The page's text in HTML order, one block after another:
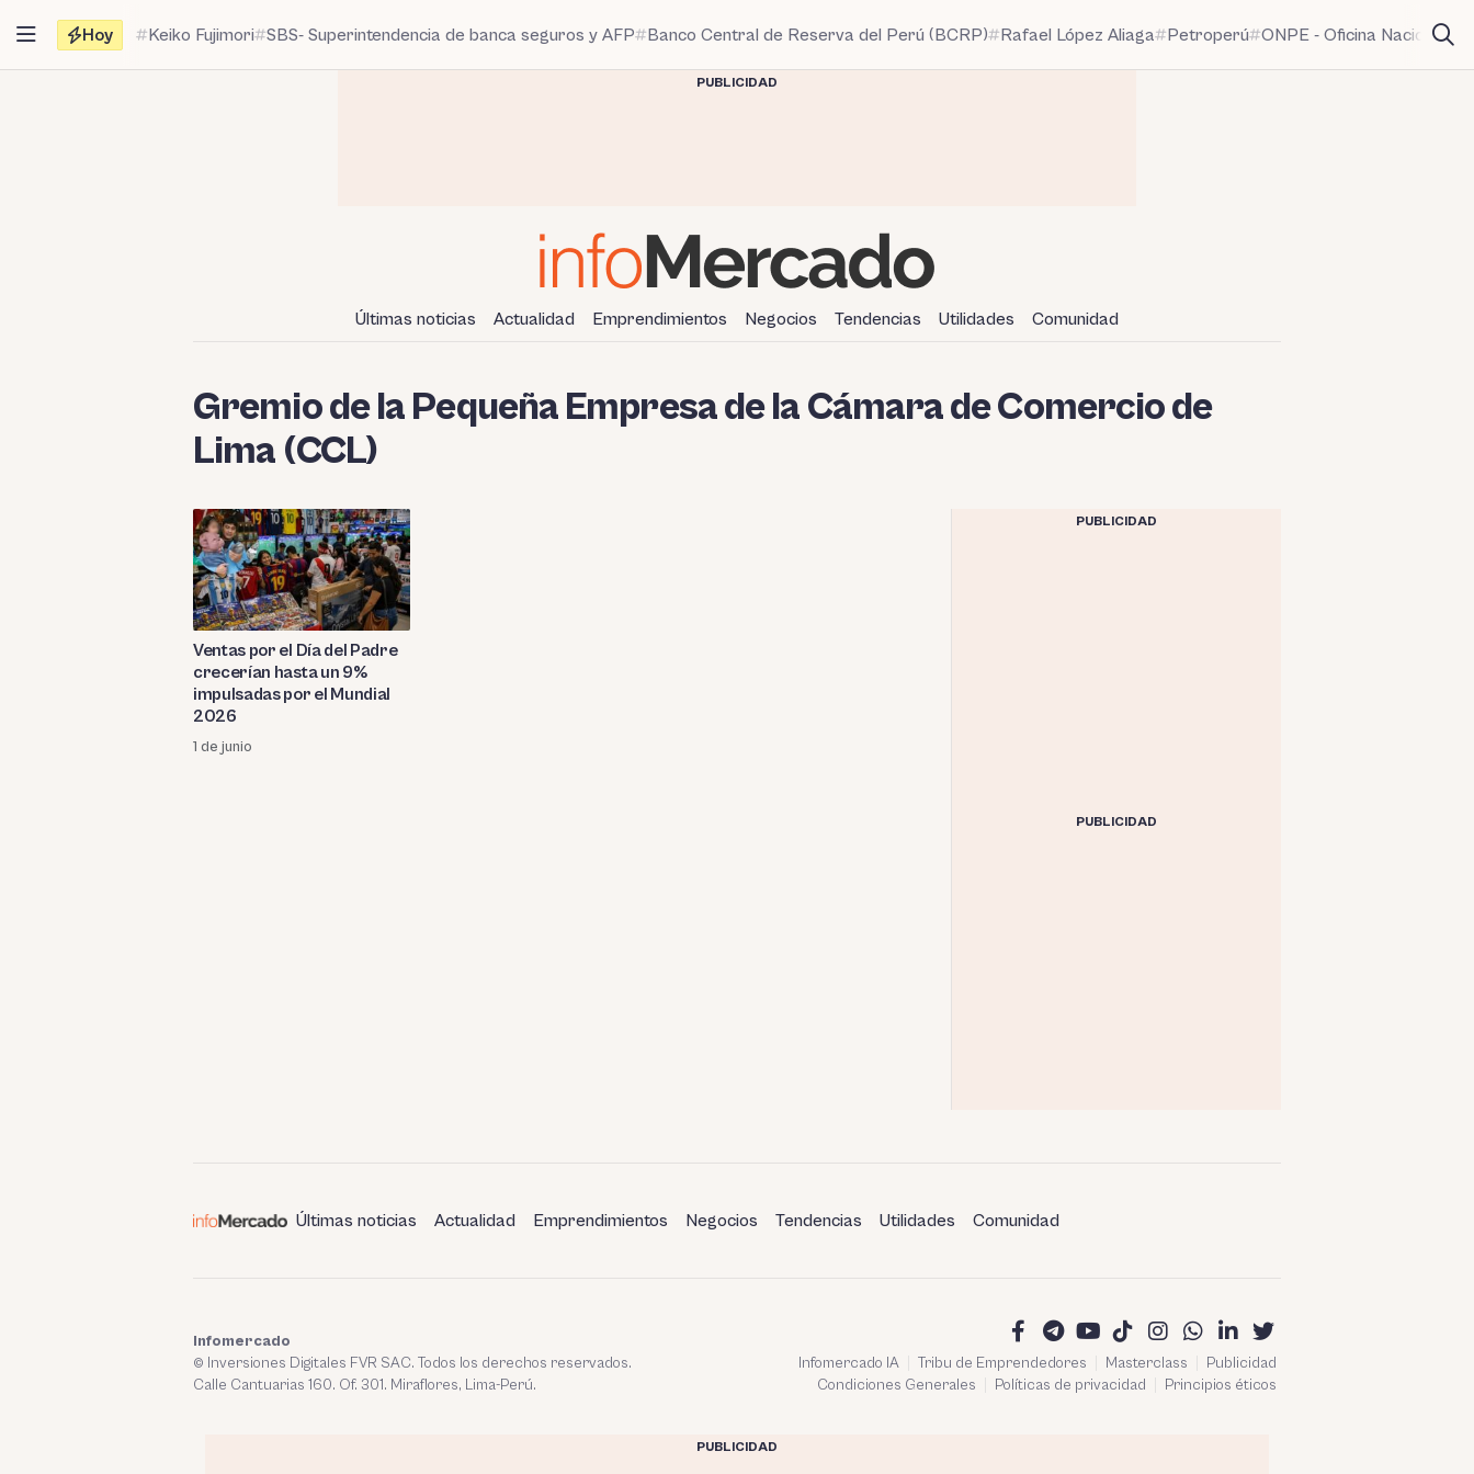
contenido
Hoy Keiko Fujimori SBS- Superintendencia de banca seguros y AFP Banco Central de Reserva del Perú (BCRP) Rafael López Aliaga Petroperú ONPE - Oficina Nacional
PUBLICIDAD
Últimas noticias Actualidad Emprendimientos Negocios Tendencias Utilidades Comunidad
Gremio de la Pequeña Empresa de la Cámara de Comercio de
Lima (CCL)
Ventas por el Día del Padre
crecerían hasta un 9%
impulsadas por el Mundial
2026
1 de junio
PUBLICIDAD
PUBLICIDAD
Últimas noticias Actualidad Emprendimientos Negocios Tendencias Utilidades Comunidad
Infomercado IA Tribu de Emprendedores Masterclass
Publicidad
Condiciones Generales
Políticas de privacidad Principios éticos
Infomercado
© Inversiones Digitales FVR SAC. Todos los derechos reservados.
Calle Cantuarias 160. Of. 301. Miraflores, Lima-Perú.
PUBLICIDAD